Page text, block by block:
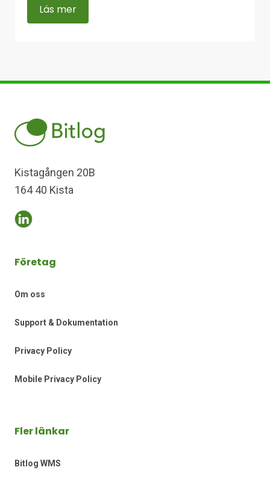
Läs mer
Kistagången 20B
164 40 Kista
Företag
Om oss
Support & Dokumentation
Privacy Policy
Mobile Privacy Policy
Fler länkar
Bitlog WMS